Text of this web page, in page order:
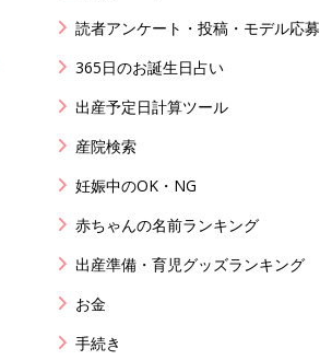
読者アンケート・投稿・モデル応募
365日のお誕生日占い
出産予定日計算ツール
産院検索
妊娠中のOK・NG
赤ちゃんの名前ランキング
出産準備・育児グッズランキング
お金
手続き